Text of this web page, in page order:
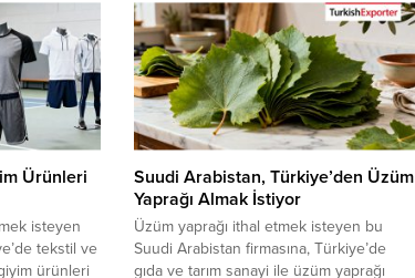
üyeleri ile
şirketleri
TurkishExporter / VIP üyeleri cevap
verebilir. ➤ Talebin detaylarına buradan
ulaşabilirsiniz. Tüm Ev Temizlik
Kimyasalları İthalat TalepleriKuzey
Makedonya’dan Gelen İthalat Talepleri...
Ürünleri
isteyen
tekstil ve
ürünleri
Suudi Arabistan, Türkiye’den Üzüm
Yaprağı Almak İstiyor
Üzüm yaprağı ithal etmek isteyen bu
Suudi Arabistan firmasına, Türkiye’de
gıda ve tarım sanayi ile üzüm yaprağı